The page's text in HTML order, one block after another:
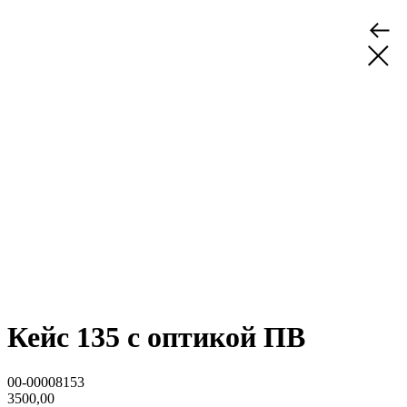
Кейс 135 с оптикой ПВ
00-00008153
3500,00